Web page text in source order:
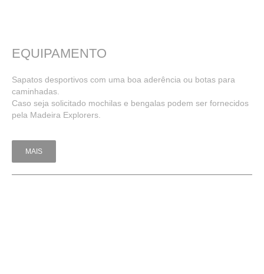
EQUIPAMENTO
Sapatos desportivos com uma boa aderência ou botas para
caminhadas.
Caso seja solicitado mochilas e bengalas podem ser fornecidos
pela Madeira Explorers.
MAIS